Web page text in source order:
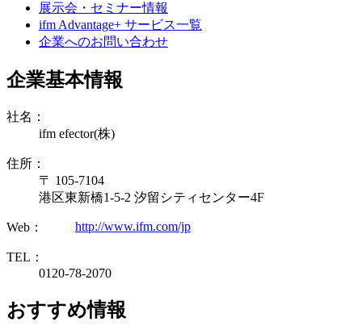
展示会・セミナー情報
ifm Advantage+ サービス一覧
企業へのお問い合わせ
企業基本情報
社名：
ifm efector(株)
住所：
〒 105-7104
港区東新橋1-5-2 汐留シティセンター4F
Web： http://www.ifm.com/jp
TEL：
0120-78-2070
おすすめ情報